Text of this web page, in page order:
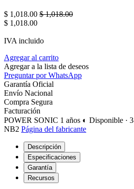
$ 1,018.00 $1,018.00
$ 1,018.00
IVA incluido
Agregar al carrito
Agregar a la lista de deseos
Preguntar por WhatsApp
Garantía Oficial
Envío Nacional
Compra Segura
Facturación
POWER SONIC 1 años ◐ Disponible ·
NB2 Página del fabricante
Descripción
Especificaciones
Garantía
Recursos